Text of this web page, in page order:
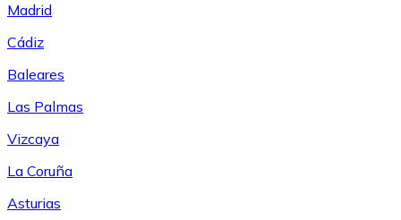
Madrid
Cádiz
Baleares
Las Palmas
Vizcaya
La Coruña
Asturias